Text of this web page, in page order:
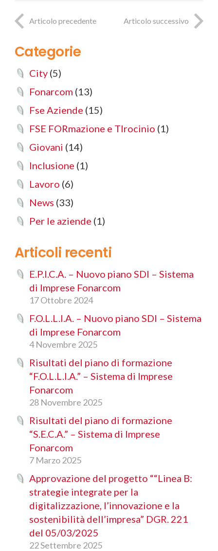
Articolo precedente Articolo successivo
Categorie
City (5)
Fonarcom (13)
Fse Aziende (15)
FSE FORmazione e TIrocinio (1)
Giovani (14)
Inclusione (1)
Lavoro (6)
News (33)
Per le aziende (1)
Articoli recenti
E.P.I.C.A. – Nuovo piano SDI – Sistema
di Imprese Fonarcom
17 Ottobre 2024
F.O.L.L.I.A. – Nuovo piano SDI – Sistema
di Imprese Fonarcom
4 Novembre 2025
Risultati del piano di formazione
“F.O.L.L.I.A.” – Sistema di Imprese
Fonarcom
28 Novembre 2025
Risultati del piano di formazione
“S.E.C.A.” – Sistema di Imprese
Fonarcom
7 Marzo 2025
Approvazione del progetto ““Linea B:
strategie integrate per la
digitalizzazione, l’innovazione e la
sostenibilità dell’impresa” DGR. 221
del 05/03/2025
22 Settembre 2025